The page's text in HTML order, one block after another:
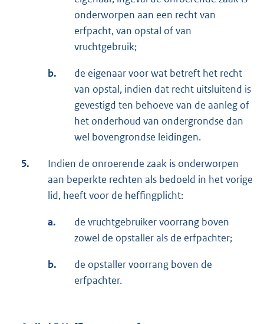
onderworpen aan een recht van
erfpacht, van opstal of van
vruchtgebruik;
b.
de eigenaar voor wat betreft het recht
van opstal, indien dat recht uitsluitend is
gevestigd ten behoeve van de aanleg of
het onderhoud van ondergrondse dan
wel bovengrondse leidingen.
5.
Indien de onroerende zaak is onderworpen
aan beperkte rechten als bedoeld in het vorige
lid, heeft voor de heffingplicht:
a.
de vruchtgebruiker voorrang boven
zowel de opstaller als de erfpachter;
b.
de opstaller voorrang boven de
erfpachter.